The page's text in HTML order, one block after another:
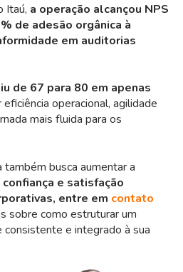
Itaú, a operação alcançou NPS
de adesão orgânica à
em auditorias
de 67 para 80 em apenas
operacional, agilidade
mais fluida para os
busca aumentar a
confiança e satisfação
entre em contato
sobre como estruturar um
e integrado à sua